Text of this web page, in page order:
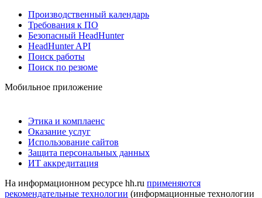
Производственный календарь
Требования к ПО
Безопасный HeadHunter
HeadHunter API
Поиск работы
Поиск по резюме
Мобильное приложение
Этика и комплаенс
Оказание услуг
Использование сайтов
Защита персональных данных
ИТ аккредитация
На информационном ресурсе hh.ru применяются
рекомендательные технологии (информационные технологии